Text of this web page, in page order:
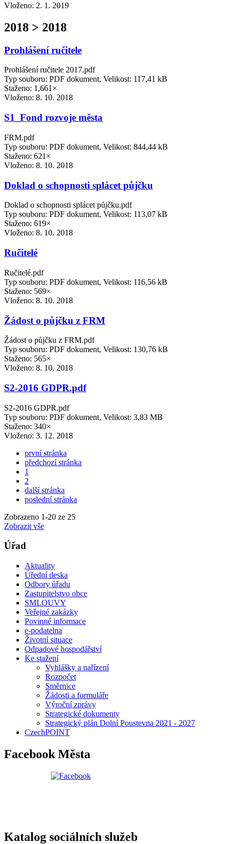
Vloženo: 2. 1. 2019
2018 > 2018
Prohlášení ručitele
Prohlášení ručitele 2017.pdf
Typ souboru: PDF dokument, Velikost: 117,41 kB
Staženo: 1,661×
Vloženo: 8. 10. 2018
S1_Fond rozvoje města
FRM.pdf
Typ souboru: PDF dokument, Velikost: 844,44 kB
Staženo: 621×
Vloženo: 8. 10. 2018
Doklad o schopnosti splácet půjčku
Doklad o schopnosti splácet půjčku.pdf
Typ souboru: PDF dokument, Velikost: 113,07 kB
Staženo: 619×
Vloženo: 8. 10. 2018
Ručitelé
Ručitelé.pdf
Typ souboru: PDF dokument, Velikost: 116,56 kB
Staženo: 569×
Vloženo: 8. 10. 2018
Žádost o půjčku z FRM
Žádost o půjčku z FRM.pdf
Typ souboru: PDF dokument, Velikost: 130,76 kB
Staženo: 565×
Vloženo: 8. 10. 2018
S2-2016 GDPR.pdf
S2-2016 GDPR.pdf
Typ souboru: PDF dokument, Velikost: 3,83 MB
Staženo: 340×
Vloženo: 3. 12. 2018
první stránka
předchozí stránka
1
2
další stránka
poslední stránka
Zobrazeno 1-20 ze 25
Zobrazit vše
Úřad
Aktuality
Úřední deska
Odbory úřadu
Zastupitelstvo obce
SMLOUVY
Veřejné zakázky
Povinné informace
e-podatelna
Životní situace
Odpadové hospodářství
Ke stažení
Vyhlášky a nařízení
Rozpočet
Směrnice
Žádosti a formuláře
Výroční zprávy
Strategické dokumenty
Strategický plán Dolní Poustevna 2021 - 2027
CzechPOINT
Facebook Města
Katalog sociálních služeb